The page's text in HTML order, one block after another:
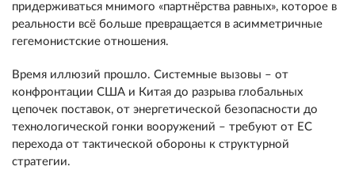
придерживаться мнимого «партнёрства равных», которое в
реальности всё больше превращается в асимметричные
гегемонистские отношения.
Время иллюзий прошло. Системные вызовы – от
конфронтации США и Китая до разрыва глобальных
цепочек поставок, от энергетической безопасности до
технологической гонки вооружений – требуют от ЕС
перехода от тактической обороны к структурной
стратегии.